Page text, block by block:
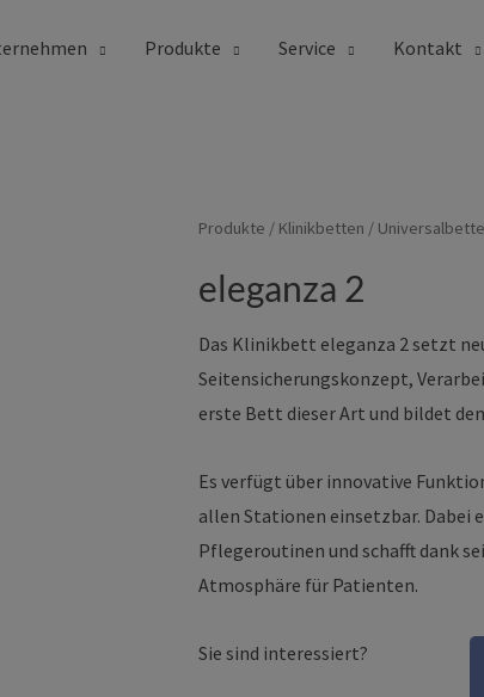
Produkte Service Kontakt
Produkte / Klinikbetten /
eleganza 2
Das Klinikbett eleganza 2 setzt
Seitensicherungskonzept,
erste Bett dieser Art und bildet
Es verfügt über innovative
allen Stationen einsetzbar. Dabei
Pflegeroutinen und schafft dank
Atmosphäre für Patienten.
Sie sind interessiert?